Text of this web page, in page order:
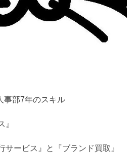
事部7年のスキル
』
サービス』と『ブランド買取』